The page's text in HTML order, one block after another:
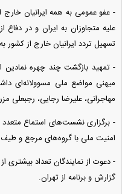
علیه متجاوزان به ایران و در
تسهیل تردد ایرانیان خارج از کشور
میهنی مواضع ملی مسوولانه‌ای
مهاجرانی، علیرضا رجایی، رجبعلی
- برگزاری نشست‌های استماع
امنیت ملی با گروه‌های مرجع و
- دعوت از نمایندگان تعداد بیشتری
گزارش و برنامه از تهران.